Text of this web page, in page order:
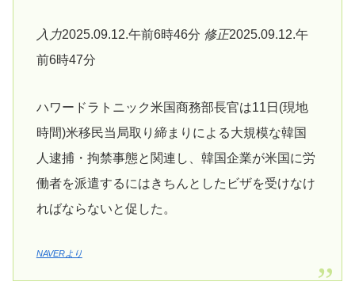
入力2025.09.12.午前6時46分 修正2025.09.12.午
前6時47分
ハワードラトニック米国商務部長官は11日(現地
時間)米移民当局取り締まりによる大規模な韓国
人逮捕・拘禁事態と関連し、韓国企業が米国に労
働者を派遣するにはきちんとしたビザを受けなけ
ればならないと促した。
NAVERより